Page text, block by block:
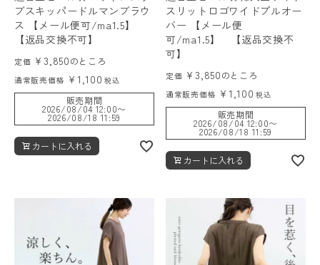
ブスキッパードルマンブラウ
ス 【メール便可/ma1.5】
【返品交換不可】
定価 ¥3,850のところ
通常販売価格 ¥ 1,100 税込
販売期間
2026/08/04 12:00〜
2026/08/18 11:59
カートに入れる
スリットロゴワイドプルオー
バー 【メール便
可/ma1.5】 【返品交換不
可】
定価 ¥3,850のところ
通常販売価格 ¥ 1,100 税込
販売期間
2026/08/04 12:00〜
2026/08/18 11:59
カートに入れる